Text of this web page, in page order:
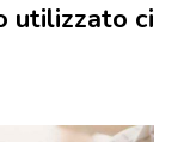
utilizzato ci